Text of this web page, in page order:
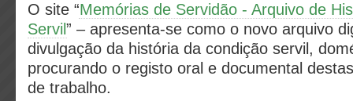
O site “Memórias de Servidão - Arquivo de
Servil ” – apresenta-se como o novo arquivo
divulgação da história da condição servil,
procurando o registo oral e documental
de trabalho.